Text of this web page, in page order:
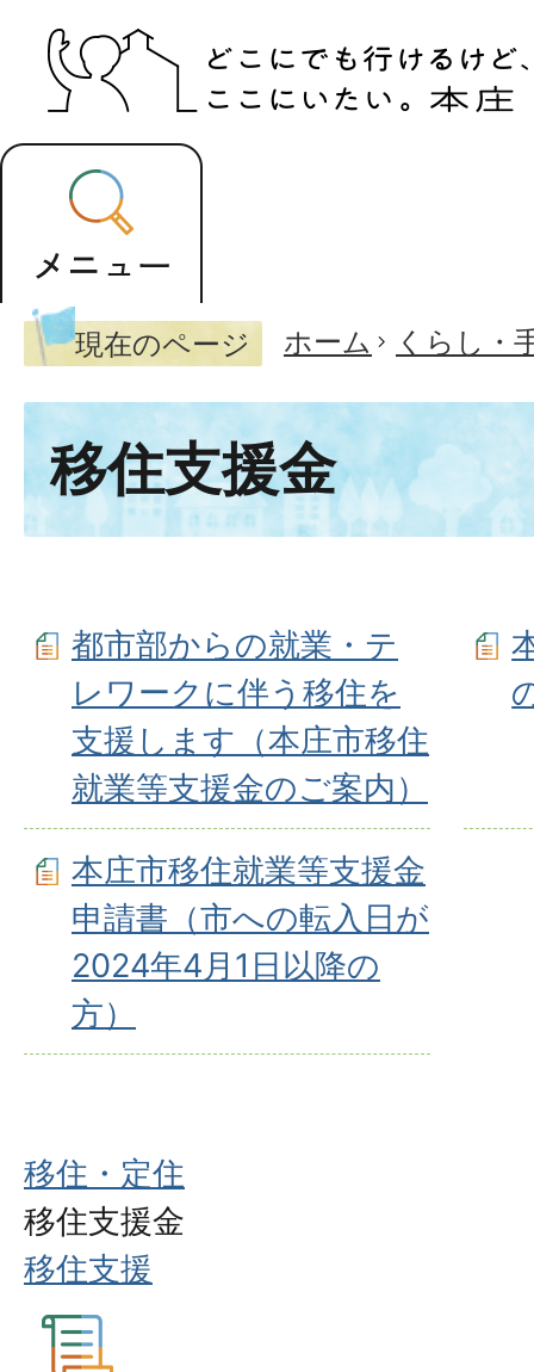
現在のページ ホーム くらし・
移住支援金
都市部からの就業・テ
レワークに伴う移住を
支援します（本庄市移住
就業等支援金のご案内）
本庄市移住就業等支援金
申請書（市への転入日が
2024年4月1日以降の
方）
移住・定住
移住支援金
移住支援